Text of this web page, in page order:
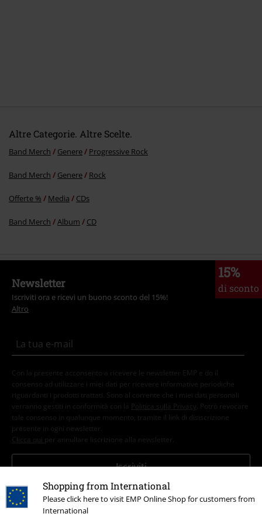
Shopping from International
Please click here to visit EMP Online Shop for customers from
International
Altre Categorie. Altre Scelte.
Band Merch Genere Progressive Rock
Band Merch Genere Rock
Offerte % Media CDs
Band Merch Album CD
15%
di sconto
Newsletter
Iscriviti ora e ricevi un buono sconto del 15%!
Altro
Con la presente acconsento a ricevere le newsletter EMP e do il
consenso ad utilizzare i miei dati per ricevere informative periodiche
riguardanti i prodotti trattati. Sono al corrente che i miei dati personali
verranno gestiti in conformità con la
Politica sulla Privacy
. Potrò revocare
tale consenso in qualunque momento, tramite il link di disiscrizione
presente in ogni newsletter.
Clicca qui per annullare liscrizione alla newsletter.
Iscriviti
*Attivo per 4 settimane. Non utilizzabile in combinazione con altri codici
promozionali. Lo sconto verrà applicato dopo aver inserito il codice nel
campo dedicato del carrello. Libri, media (CD, DVD, vinili, ecc.), Funko